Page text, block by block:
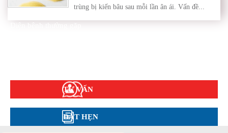
trùng bị kiến bâu sau mỗi lần ân ái. Vấn đề...
TƯ VẤN
ĐẶT HẸN